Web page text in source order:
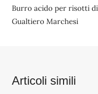
articoli
Burro acido per risotti di
Gualtiero Marchesi
Articoli simili